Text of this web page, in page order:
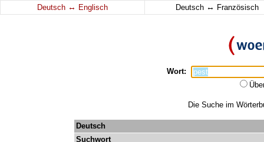
Deutsch ↔ Englisch Deutsch ↔ Französisch
Wort:
Die Suche im
Deutsch
Suchwort